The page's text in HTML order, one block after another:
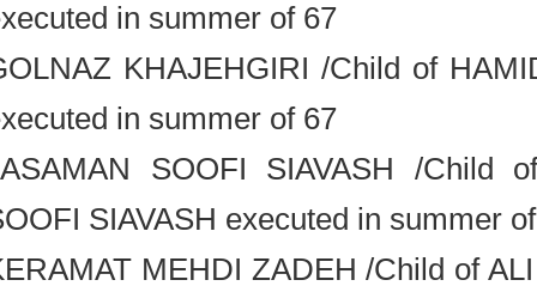
executed in summer of 67
GOLNAZ KHAJEHGIRI /Child of
executed in summer of 67
JASAMAN SOOFI SIAVASH /
SOOFI SIAVASH executed in
KERAMAT MEHDI ZADEH /Child of